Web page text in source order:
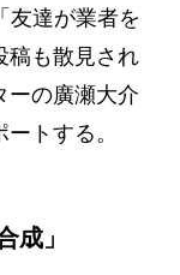
友達が業者を
稿も散見され
ーの廣瀬大介
トする。
成」